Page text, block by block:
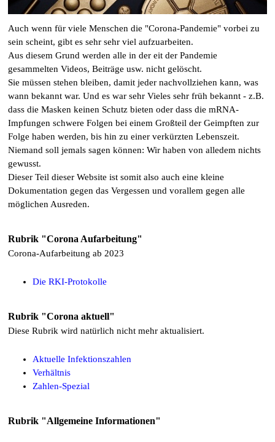
Auch wenn für viele Menschen die "Corona-Pandemie" vorbei zu
sein scheint, gibt es sehr sehr viel aufzuarbeiten.
Aus diesem Grund werden alle in der eit der Pandemie
gesammelten Videos, Beiträge usw. nicht gelöscht.
Sie müssen stehen bleiben, damit jeder nachvollziehen kann, was
wann bekannt war. Und es war sehr Vieles sehr früh bekannt - z.B.
dass die Masken keinen Schutz bieten oder dass die mRNA-
Impfungen schwere Folgen bei einem Großteil der Geimpften zur
Folge haben werden, bis hin zu einer verkürzten Lebenszeit.
Niemand soll jemals sagen können: Wir haben von alledem nichts
gewusst.
Dieser Teil dieser Website ist somit also auch eine kleine
Dokumentation gegen das Vergessen und vorallem gegen alle
möglichen Ausreden.
Rubrik "Corona Aufarbeitung"
Corona-Aufarbeitung ab 2023
Die RKI-Protokolle
Rubrik "Corona aktuell"
Diese Rubrik wird natürlich nicht mehr aktualisiert.
Aktuelle Infektionszahlen
Verhältnis
Zahlen-Spezial
Rubrik "Allgemeine Informationen"